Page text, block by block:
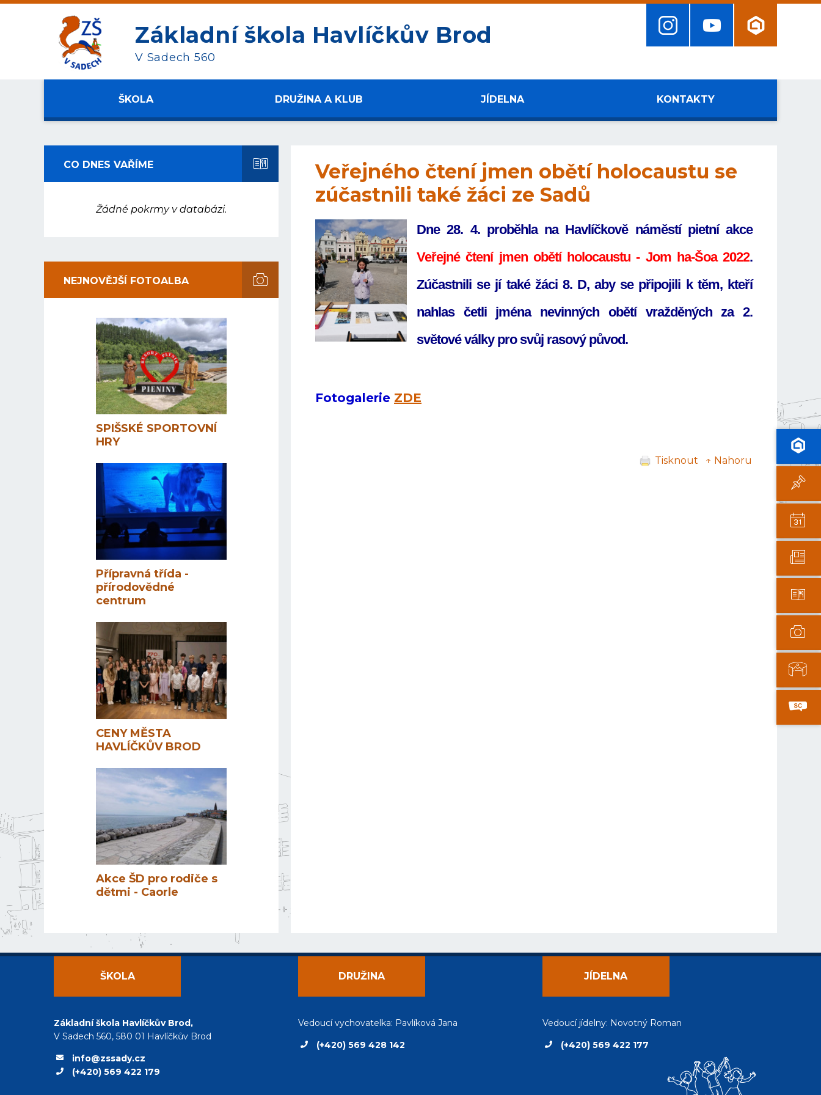
Základní škola Havlíčkův Brod
V Sadech 560
ŠKOLA DRUŽINA A KLUB JÍDELNA KONTAKTY
Veřejného čtení jmen obětí holocaustu se
zúčastnili také žáci ze Sadů
Dne 28. 4. proběhla na Havlíčkově náměstí pietní akce
Veřejné čtení jmen obětí holocaustu - Jom ha-Šoa 2022.
Zúčastnili se jí také žáci 8. D, aby se připojili k těm, kteří
nahlas četli jména nevinných obětí vražděných za 2.
světové války pro svůj rasový původ.
Fotogalerie ZDE
Tisknout ↑ Nahoru
CO DNES VAŘÍME
Žádné pokrmy v databázi.
NEJNOVĚJŠÍ FOTOALBA
SPIŠSKÉ SPORTOVNÍ
HRY
Přípravná třída -
přírodovědné
centrum
CENY MĚSTA
HAVLÍČKŮV BROD
Akce ŠD pro rodiče s
dětmi - Caorle
ŠKOLA
Základní škola Havlíčkův Brod,
V Sadech 560, 580 01 Havlíčkův Brod
info@zssady.cz
(+420) 569 422 179
DRUŽINA
Vedoucí vychovatelka: Pavlíková Jana
(+420) 569 428 142
JÍDELNA
Vedoucí jídelny: Novotný Roman
(+420) 569 422 177